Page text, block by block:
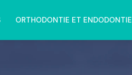
ORTHODONTIE ET ENDODONTIE